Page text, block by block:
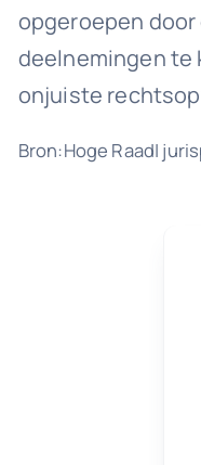
opgeroepen
deelnemingen te
onjuiste
Bron:Hoge Raad|